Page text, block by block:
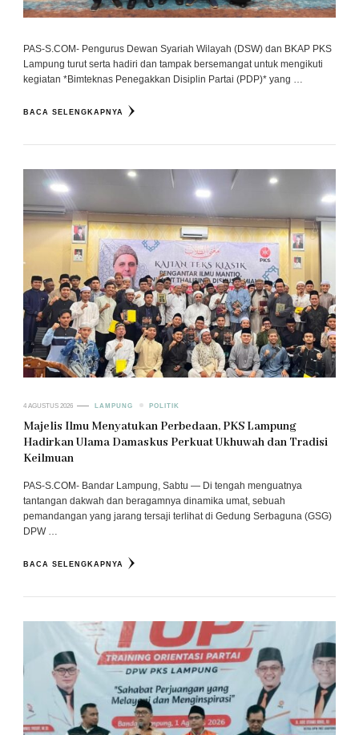
PAS-S.COM- Pengurus Dewan Syariah Wilayah (DSW) dan BKAP PKS
Lampung turut serta hadiri dan tampak bersemangat untuk mengikuti
kegiatan *Bimteknas Penegakkan Disiplin Partai (PDP)* yang …
BACA SELENGKAPNYA
4 AGUSTUS 2026 LAMPUNG POLITIK
Majelis Ilmu Menyatukan Perbedaan, PKS Lampung
Hadirkan Ulama Damaskus Perkuat Ukhuwah dan Tradisi
Keilmuan
PAS-S.COM- Bandar Lampung, Sabtu — Di tengah menguatnya
tantangan dakwah dan beragamnya dinamika umat, sebuah
pemandangan yang jarang tersaji terlihat di Gedung Serbaguna (GSG)
DPW …
BACA SELENGKAPNYA